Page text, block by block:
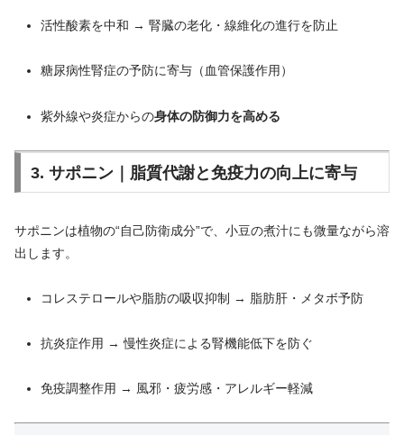
活性酸素を中和 → 腎臓の老化・線維化の進行を防止
糖尿病性腎症の予防に寄与（血管保護作用）
紫外線や炎症からの身体の防御力を高める
3. サポニン｜脂質代謝と免疫力の向上に寄与
サポニンは植物の“自己防衛成分”で、小豆の煮汁にも微量ながら溶
出します。
コレステロールや脂肪の吸収抑制 → 脂肪肝・メタボ予防
抗炎症作用 → 慢性炎症による腎機能低下を防ぐ
免疫調整作用 → 風邪・疲労感・アレルギー軽減